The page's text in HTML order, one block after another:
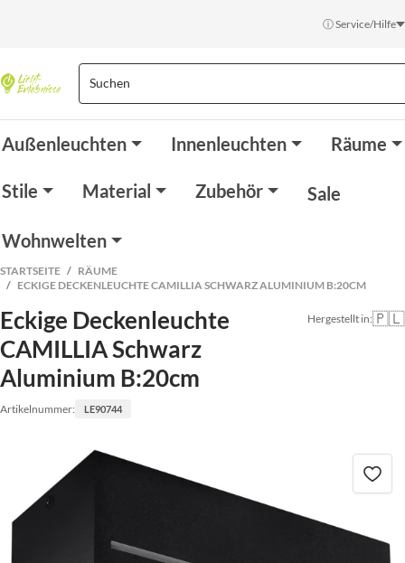
ⓘ Service/Hilfe
Außenleuchten Innenleuchten Räume
Stile Material Zubehör Sale
Wohnwelten
STARTSEITE
RÄUME
ECKIGE DECKENLEUCHTE CAMILLIA SCHWARZ ALUMINIUM B:20CM
Eckige Deckenleuchte
CAMILLIA Schwarz
Aluminium B:20cm
Artikelnummer: LE90744
Hergestellt in:🇵🇱